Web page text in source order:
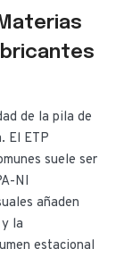
de la pila de
El ETP
suele ser
NI
añaden
la
estacional